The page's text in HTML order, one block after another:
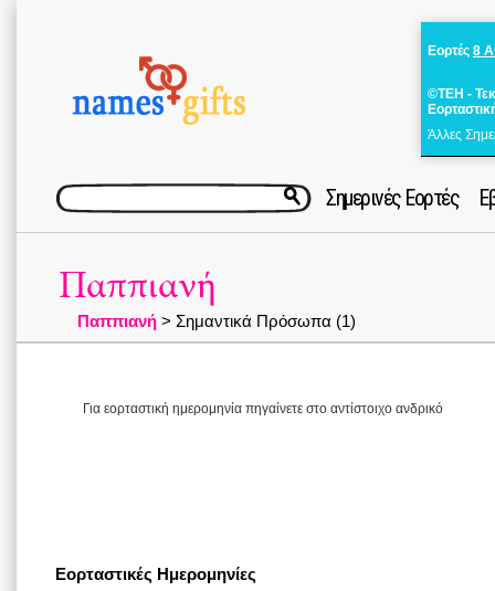
Εορτές 8
©ΤΕΗ -
Άλλες
Σημερινές Εορτές
Παππιανή
Παππιανή > Σημαντικά Πρόσωπα (1)
Για εορταστική ημερομηνία πηγαίνετε στο αντίστοιχο ανδρικό
Εορταστικές Ημερομηνίες